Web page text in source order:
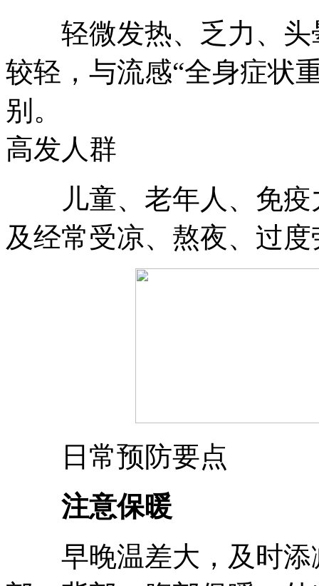
轻微发热、乏力、头
较轻，与流感“全身症状
别。
高发人群
儿童、老年人、免疫
及经常受凉、熬夜、过
日常预防要点
注意保暖
早晚温差大，及时添